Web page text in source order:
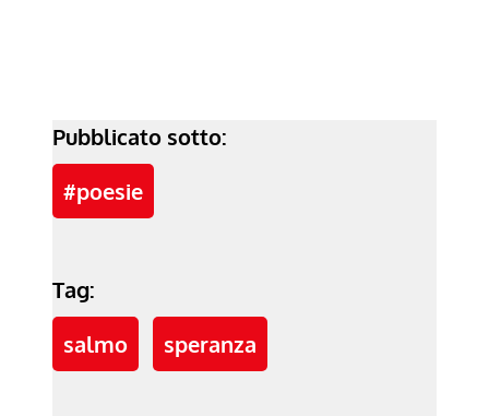
Pubblicato sotto:
#poesie
Tag:
salmo
speranza